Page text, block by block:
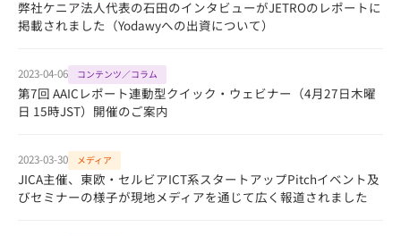
弊社ケニア法人代表の石田のインタビューがJETROのレポートに
掲載されました（Yodawyへの出資について）
2023-04-06 コンテンツ／コラム
第7回 AAICレポート連動型クイック・ウェビナー（4月27日木曜
日 15時JST）開催のご案内
2023-03-30 メディア
JICA主催、東欧・セルビアICT系スタートアップPitchイベント及
びセミナーの様子が現地メディアを通じて広く報道されました